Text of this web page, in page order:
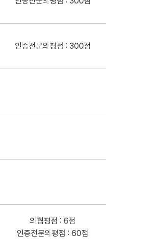
인증전문의평점 : 300점
의협평점 : 6점
인증전문의평점 : 60점